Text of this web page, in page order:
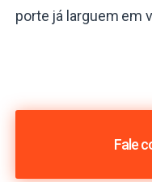
porte já larguem em
Fale